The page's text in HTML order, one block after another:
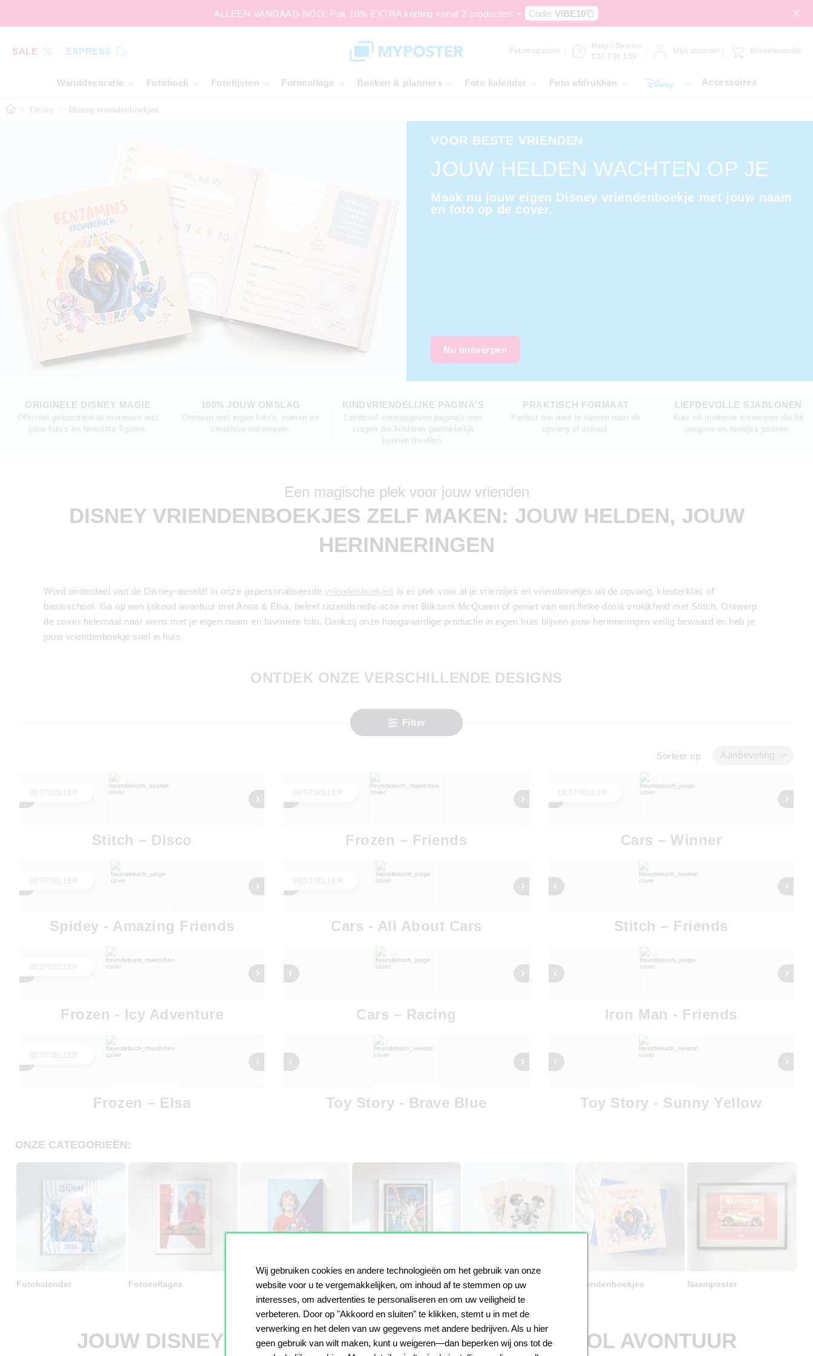
Wij gebruiken cookies en andere technologieën om het gebruik van onze
website voor u te vergemakkelijken, om inhoud af te stemmen op uw
interesses, om advertenties te personaliseren en om uw veiligheid te
verbeteren. Door op "Akkoord en sluiten" te klikken, stemt u in met de
verwerking en het delen van uw gegevens met andere bedrijven. Als u hier
geen gebruik van wilt maken, kunt u weigeren—dan beperken wij ons tot de
ALLEEN VANDAAG NOG: Pak 10% EXTRA korting vanaf 2 producten. • Code: VIBE10
SALE EXPRESS Fotomagazine
Help / Service
022 736 189
Mijn account Winkelmandje
Wanddecoratie Fotoboek Fotolijsten Fotocollage Boeken & planners Foto kalender Foto afdrukken Accessoires
Disney Disney vriendenboekjes
VOOR BESTE VRIENDEN
JOUW HELDEN WACHTEN OP JE
Maak nu jouw eigen Disney vriendenboekje met jouw naam
en foto op de cover.
Nu ontwerpen
ORIGINELE DISNEY MAGIE
Officieel gelicentieerde motieven met
jouw foto's en favoriete figuren.
100% JOUW OMSLAG
Ontwerp met eigen foto's, namen en
creatieve ontwerpen.
KINDVRIENDELIJKE PAGINA'S
Liefdevol vormgegeven pagina's met
vragen die kinderen gemakkelijk
kunnen invullen.
PRAKTISCH FORMAAT
Perfect om mee te nemen naar de
opvang of school.
LIEFDEVOLLE SJABLONEN
Kies uit moderne ontwerpen die bij
jongens en meisjes passen.
Een magische plek voor jouw vrienden
DISNEY VRIENDENBOEKJES ZELF MAKEN: JOUW HELDEN, JOUW
HERINNERINGEN
Word onderdeel van de Disney-wereld! In onze gepersonaliseerde vriendenboekjes is er plek voor al je vriendjes en vriendinnetjes uit de opvang, kleuterklas of
basisschool. Ga op een ijskoud avontuur met Anna & Elsa, beleef razendsnelle actie met Bliksem McQueen of geniet van een flinke dosis vrolijkheid met Stitch. Ontwerp
de cover helemaal naar wens met je eigen naam en favoriete foto. Dankzij onze hoogwaardige productie in eigen huis blijven jouw herinneringen veilig bewaard én heb je
jouw vriendenboekje snel in huis.
ONTDEK ONZE VERSCHILLENDE DESIGNS
Filter
Sorteer op Aanbeveling
BESTSELLER
Stitch – Disco
BESTSELLER
Frozen – Friends
BESTSELLER
Cars – Winner
BESTSELLER
Spidey - Amazing Friends
BESTSELLER
Cars - All About Cars Stitch – Friends
BESTSELLER
Frozen - Icy Adventure Cars – Racing Iron Man - Friends
BESTSELLER
Frozen – Elsa Toy Story - Brave Blue Toy Story - Sunny Yellow
ONZE CATEGORIEËN:
Fotokalender Fotocollages Fotoboeken Posters & wanddecoraties Boeken & Planners Vriendenboekjes Naamposter
JOUW DISNEY VRIENDENBOEKJE – EEN SCHAT VOL AVONTUUR